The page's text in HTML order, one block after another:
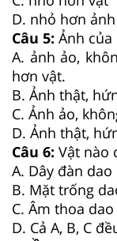
D. nhỏ hơn
Câu 5: Ảnh
A. ảnh ảo,
hơn vật.
B. Ảnh thật,
C. Ảnh ảo,
D. Ảnh thật,
Câu 6: Vật nào
A. Dây đàn dao
B. Mặt trống
C. Âm thoa
D. Cả A, B, C